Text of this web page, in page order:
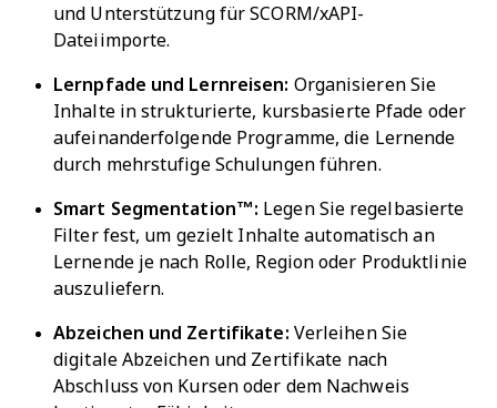
und Unterstützung für SCORM/xAPI-
Dateiimporte.
Lernpfade und Lernreisen: Organisieren Sie
Inhalte in strukturierte, kursbasierte Pfade oder
aufeinanderfolgende Programme, die Lernende
durch mehrstufige Schulungen führen.
Smart Segmentation™: Legen Sie regelbasierte
Filter fest, um gezielt Inhalte automatisch an
Lernende je nach Rolle, Region oder Produktlinie
auszuliefern.
Abzeichen und Zertifikate: Verleihen Sie
digitale Abzeichen und Zertifikate nach
Abschluss von Kursen oder dem Nachweis